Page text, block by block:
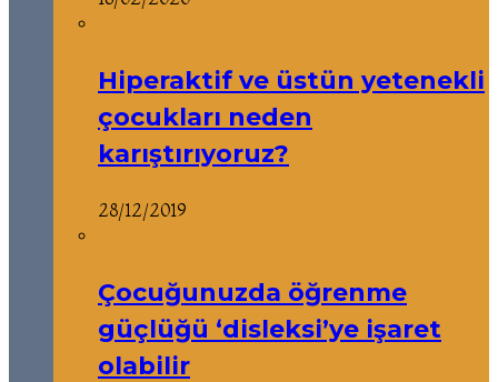
Hiperaktif ve üstün yetenekli
çocukları neden
karıştırıyoruz?
28/12/2019
Çocuğunuzda öğrenme
güçlüğü ‘disleksi’ye işaret
olabilir